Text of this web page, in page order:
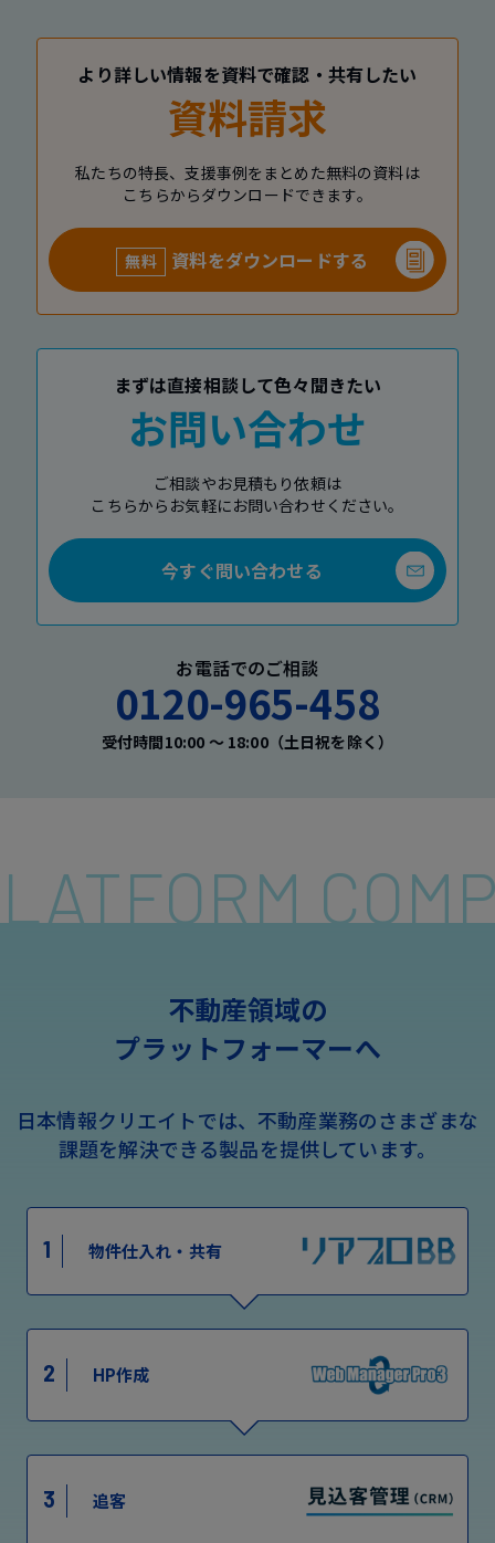
より詳しい情報を資料で確認・共有したい
資料請求
私たちの特長、支援事例をまとめた無料の資料は
こちらからダウンロードできます。
無料 資料をダウンロードする
まずは直接相談して色々聞きたい
お問い合わせ
ご相談やお見積もり依頼は
こちらからお気軽にお問い合わせください。
今すぐ問い合わせる
お電話でのご相談
0120-965-458
受付時間10:00 〜 18:00（土日祝を除く）
不動産領域の
プラットフォーマーへ
日本情報クリエイトでは、不動産業務のさまざまな
課題を解決できる製品を提供しています。
1 物件仕入れ・共有
2 HP作成
3 追客